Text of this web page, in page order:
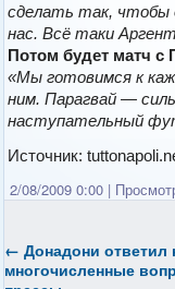
сделать так, чтобы
нас. Всё таки
Потом будет матч с
«Мы готовимся к
ним. Парагвай —
наступательный
Источник:
2/08/2009 0:00 |
← Донадони ответил
многочисленные